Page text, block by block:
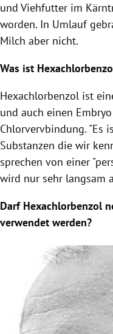
und Viehfutter im
worden. In Umlauf
Milch aber nicht.
Was ist
Hexachlorbenzol ist
und auch einen
Chlorvervbindung. "Es
Substanzen die wir
sprechen von einer
wird nur sehr langsam
Darf Hexachlorbenzol
verwendet werden?